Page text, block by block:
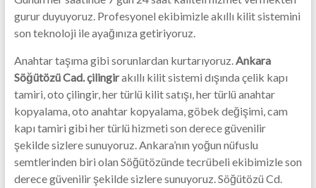
gurur duyuyoruz. Profesyonel ekibimizle akıllı kilit sistemini
son teknoloji ile ayağınıza getiriyoruz.
Anahtar taşıma gibi sorunlardan kurtarıyoruz.Ankara
Söğütözü Cad. çilingirakıllı kilit sistemi dışında çelik kapı
tamiri, oto çilingir, her türlü kilit satışı, her türlü anahtar
kopyalama, oto anahtar kopyalama, göbek değişimi, cam
kapı tamiri gibi her türlü hizmeti son derece güvenilir
şekilde sizlere sunuyoruz. Ankara’nın yoğun nüfuslu
semtlerinden biri olan Söğütözünde tecrübeli ekibimizle son
derece güvenilir şekilde sizlere sunuyoruz. Söğütözü Cd.